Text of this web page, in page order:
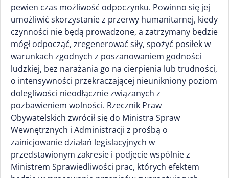
pewien czas możliwość odpoczynku. Powinno się jej
umożliwić skorzystanie z przerwy humanitarnej, kiedy
czynności nie będą prowadzone, a zatrzymany będzie
mógł odpocząć, zregenerować siły, spożyć posiłek w
warunkach zgodnych z poszanowaniem godności
ludzkiej, bez narażania go na cierpienia lub trudności,
o intensywności przekraczającej nieunikniony poziom
dolegliwości nieodłącznie związanych z
pozbawieniem wolności. Rzecznik Praw
Obywatelskich zwrócił się do Ministra Spraw
Wewnętrznych i Administracji z prośbą o
zainicjowanie działań legislacyjnych w
przedstawionym zakresie i podjęcie wspólnie z
Ministrem Sprawiedliwości prac, których efektem